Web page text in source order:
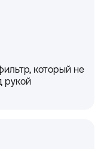
который не
рукой